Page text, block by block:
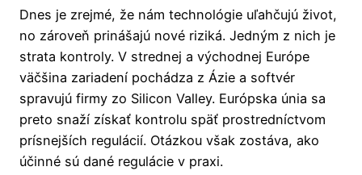
Dnes je zrejmé, že nám technológie uľahčujú život,
no zároveň prinášajú nové riziká. Jedným z nich je
strata kontroly. V strednej a východnej Európe
väčšina zariadení pochádza z Ázie a softvér
spravujú firmy zo Silicon Valley. Európska únia sa
preto snaží získať kontrolu späť prostredníctvom
prísnejších regulácií. Otázkou však zostáva, ako
účinné sú dané regulácie v praxi.